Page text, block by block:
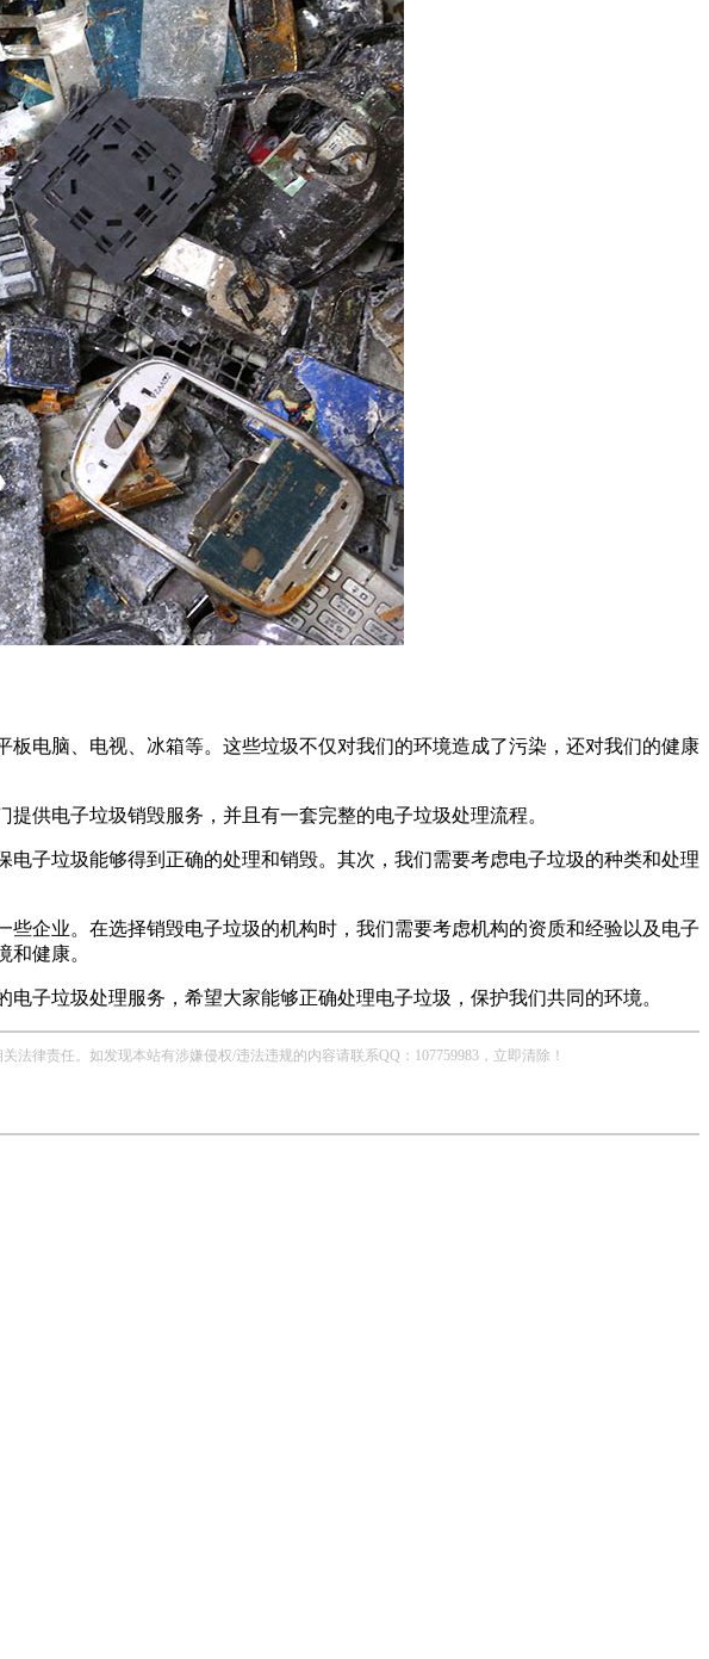
电脑、电视、冰箱等。这些垃圾不仅对我们的环境造成了污染，还对我们的健康
供电子垃圾销毁服务，并且有一套完整的电子垃圾处理流程。
子垃圾能够得到正确的处理和销毁。其次，我们需要考虑电子垃圾的种类和处理
企业。在选择销毁电子垃圾的机构时，我们需要考虑机构的资质和经验以及电子
健康。
子垃圾处理服务，希望大家能够正确处理电子垃圾，保护我们共同的环境。
律责任。如发现本站有涉嫌侵权/违法违规的内容请联系QQ：107759983，立即清除！